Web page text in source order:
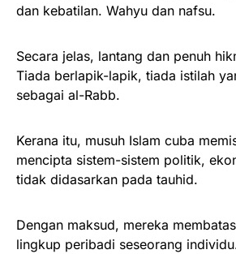
dan kebatilan. Wahyu dan nafsu.
Secara jelas, lantang dan penuh
Tiada berlapik-lapik, tiada istilah
sebagai al-Rabb.
Kerana itu, musuh Islam cuba
mencipta sistem-sistem politik,
tidak didasarkan pada tauhid.
Dengan maksud, mereka
lingkup peribadi seseorang